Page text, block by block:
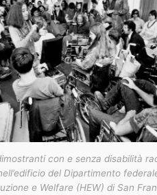
con e senza disabilità
del Dipartimento
e Welfare (HEW) di San